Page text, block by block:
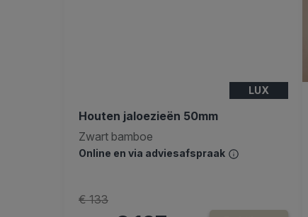
LUX
Houten jaloezieën 50mm
Zwart bamboe
Online en via adviesafspraak
€ 133